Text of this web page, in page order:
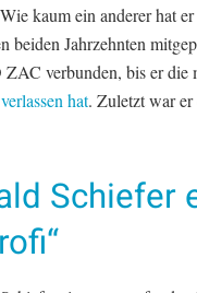
kaum ein anderer hat
beiden Jahrzehnten
verbunden, bis er die
hat. Zuletzt war
Schiefer